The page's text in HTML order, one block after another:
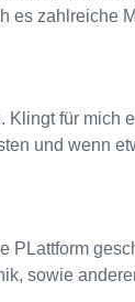
es zahlreiche
für mich
und wenn
PLattform
sowie